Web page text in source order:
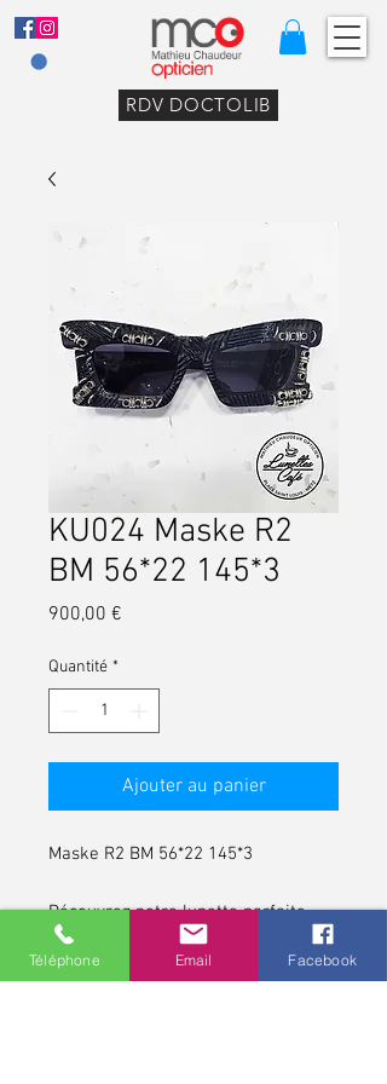
RDV DOCTOLIB
KU024 Maske R2
BM 56*22 145*3
900,00 €
Quantité *
Ajouter au panier
Maske R2 BM 56*22 145*3
Découvrez notre lunette parfaite
pour ceux qui apprécient le style
vintage.
Téléphone Email Facebook